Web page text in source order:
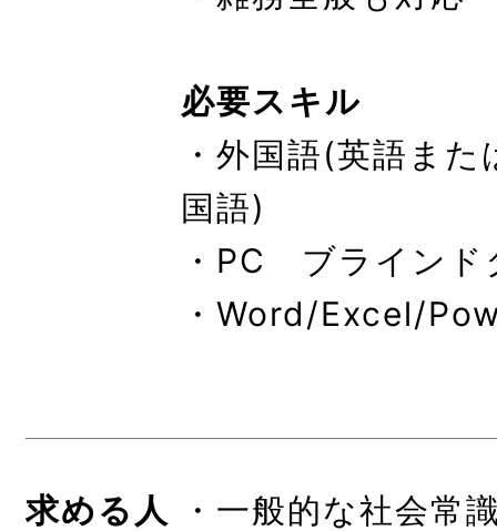
必要スキル
・外国語(英語ま
国語)
・PC ブラインド
・Word/Excel/
求める人
・一般的な社会常